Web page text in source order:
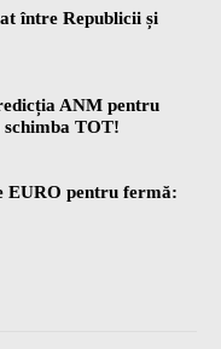
între Republicii și
ANM pentru
schimba TOT!
EURO pentru fermă: